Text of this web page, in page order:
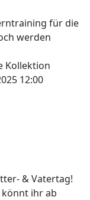
für die
werden
Kollektion
12:00
& Vatertag!
ihr ab